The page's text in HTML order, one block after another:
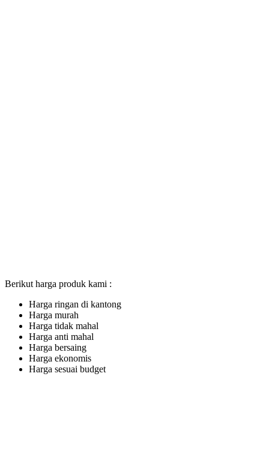
Berikut harga produk kami :
Harga ringan di kantong
Harga murah
Harga tidak mahal
Harga anti mahal
Harga bersaing
Harga ekonomis
Harga sesuai budget